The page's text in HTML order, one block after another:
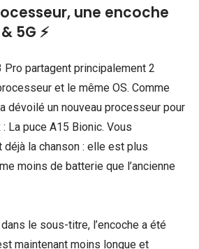
une encoche
5G ⚡️
Pro partagent principalement 2
et le même OS. Comme
dévoilé un nouveau processeur pour
La puce A15 Bionic. Vous
la chanson : elle est plus
moins de batterie que l’ancienne
le sous-titre, l’encoche a été
maintenant moins longue et